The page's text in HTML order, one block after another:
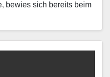
bewies sich bereits beim